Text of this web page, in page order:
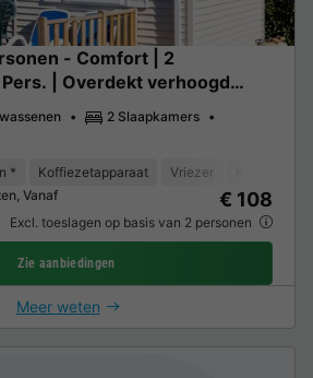
- Comfort | 2
| Overdekt verhoogd
2 Slaapkamers
* Koffiezetapparaat Vriezer
Vanaf
€ 108
Excl. toeslagen op basis van 2 personen
Zie aanbiedingen
Meer weten